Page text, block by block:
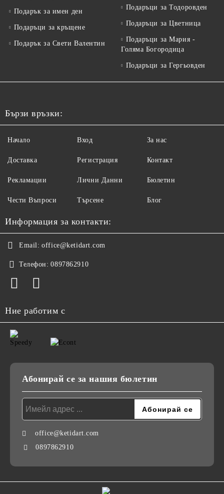
Подарък за имен ден
Подаръци за кръщене
Подарък за Свети Валентин
Подаръци за Тодоровден
Подаръци за Цветница
Подаръци за Мария -
Голяма Богородица
Подаръци за Гергьовден
Бързи връзки:
Начало
Доставка
Рекламации
Чести Въпроси
Вход
Регистрация
Лични Данни
Търсене
За нас
Контакт
Бюлетин
Блог
Информация за контакти:
Email: office@ketidart.com
Телефон: 0897862910
Ние работим с
Абонирай се за нашия бюлетин
office@ketidart.com
0897862910